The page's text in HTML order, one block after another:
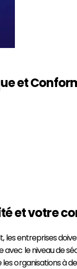
et
et votre
les entreprises
le niveau de
organisations à